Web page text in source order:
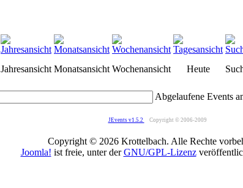
Jahresansicht Monatsansicht Wochenansicht Heute
Abgelaufene Events
JEvents v1.5.2 Copyright © 2006-2009
Copyright © 2026 Krottelbach. Alle Rechte
Joomla! ist freie, unter derGNU/GPL-Lizenz